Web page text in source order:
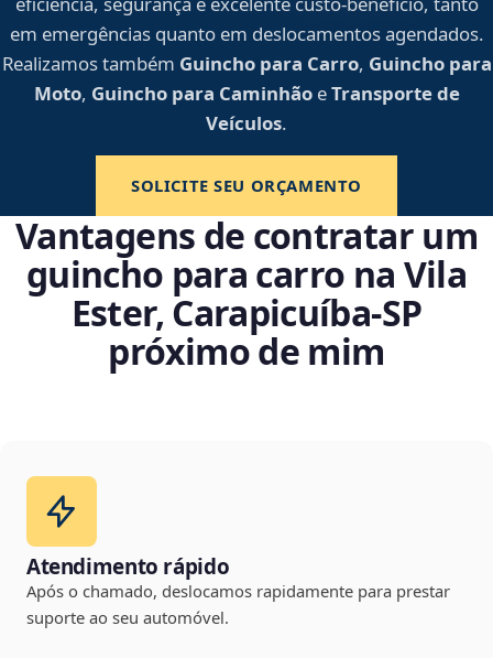
em emergências quanto em deslocamentos agendados.
Realizamos também Guincho para Carro, Guincho para
Moto, Guincho para CaminhãoeTransporte de
Veículos.
SOLICITE SEU ORÇAMENTO
Vantagens de contratar um
guincho para carro na Vila
Ester, Carapicuíba‑SP
próximo de mim
Atendimento rápido
Após o chamado, deslocamos rapidamente para prestar
suporte ao seu automóvel.